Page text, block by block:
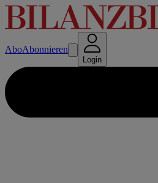
AboAbonnieren
Login